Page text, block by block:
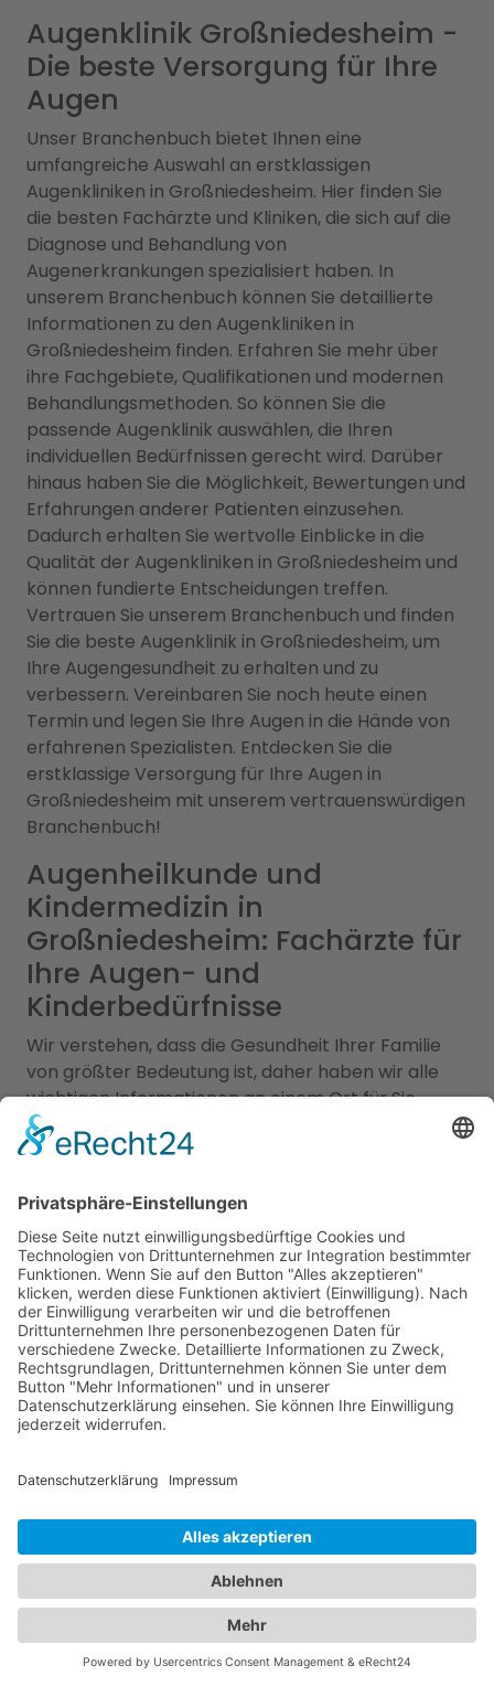
Augenklinik Großniedesheim -
Die beste Versorgung für Ihre
Augen
Unser Branchenbuch bietet Ihnen eine
umfangreiche Auswahl an erstklassigen
Augenkliniken in Großniedesheim. Hier finden Sie
die besten Fachärzte und Kliniken, die sich auf die
Diagnose und Behandlung von
Augenerkrankungen spezialisiert haben. In
unserem Branchenbuch können Sie detaillierte
Informationen zu den Augenkliniken in
Großniedesheim finden. Erfahren Sie mehr über
ihre Fachgebiete, Qualifikationen und modernen
Behandlungsmethoden. So können Sie die
passende Augenklinik auswählen, die Ihren
individuellen Bedürfnissen gerecht wird. Darüber
hinaus haben Sie die Möglichkeit, Bewertungen und
Erfahrungen anderer Patienten einzusehen.
Dadurch erhalten Sie wertvolle Einblicke in die
Qualität der Augenkliniken in Großniedesheim und
können fundierte Entscheidungen treffen.
Vertrauen Sie unserem Branchenbuch und finden
Sie die beste Augenklinik in Großniedesheim, um
Ihre Augengesundheit zu erhalten und zu
verbessern. Vereinbaren Sie noch heute einen
Termin und legen Sie Ihre Augen in die Hände von
erfahrenen Spezialisten. Entdecken Sie die
erstklassige Versorgung für Ihre Augen in
Großniedesheim mit unserem vertrauenswürdigen
Branchenbuch!
Augenheilkunde und
Kindermedizin in
Großniedesheim: Fachärzte für
Ihre Augen- und
Kinderbedürfnisse
Wir verstehen, dass die Gesundheit Ihrer Familie
von größter Bedeutung ist, daher haben wir alle
wichtigen Informationen an einem Ort für Sie
zusammengefasst. Unsere erfahrenen Augenärzte
in Großniedesheim sind Experten für
Leistungen an, darunter Routineuntersuchungen,
Sehtests, Brillen- und Kontaktlinsenanpassungen
sowie die Behandlung von Augenkrankheiten. Sie
verwenden modernste Technologien, um genaue
Diagnosen zu stellen und eine optimale
Versorgung zu gewährleisten. Für die kleinen
Patienten bieten wir Ihnen zudem eine Übersicht
an qualifizierten Kinderärzten in Großniedesheim,
die sich umfassend um das Wohlergehen Ihrer
und Impfungen bis hin zur Behandlung von
Kinderkrankheiten stehen sie Ihnen mit ihrer
Expertise zur Seite. Vertrauen Sie auf unser
Branchenportal, um den bestenKinderarzt
zu finden. Wir bieten Ihnen
detaillierte Informationen zu den Ärzten, ihren
Fachgebieten, Öffnungszeiten und Standorten.
Sorgen Sie für die Gesundheit Ihrer Familie, indem